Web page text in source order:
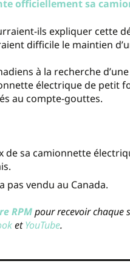
officiellement sa
ils expliquer cette
difficile le maintien
à la recherche
électrique de petit
au compte-gouttes.
de sa camionnette
pas vendu au Canada.
RPMpour recevoir chaque
etYouTube.